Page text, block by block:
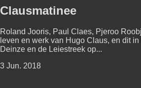
Clausmatinee
Roland Jooris, Paul Claes, Pjeroo
leven en werk van Hugo Claus, en dit
Deinze en de Leiestreek op...
3 Jun. 2018